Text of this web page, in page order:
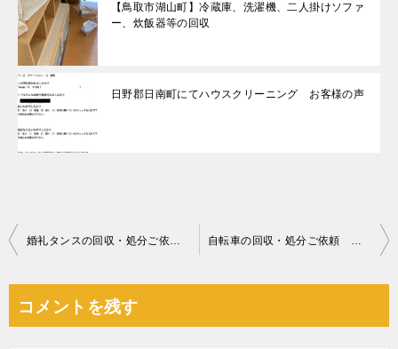
【鳥取市湖山町】冷蔵庫、洗濯機、二人掛けソファ
ー、炊飯器等の回収
日野郡日南町にてハウスクリーニング お客様の声
投
ビ
婚礼タンスの回収・処分ご依頼 お客様の声 自転車の回収・処分ご依頼 お客様の声
コメントを残す